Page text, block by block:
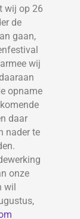
wij op 26
de
gaan,
wij
opname
daar
nader te
onze
wil